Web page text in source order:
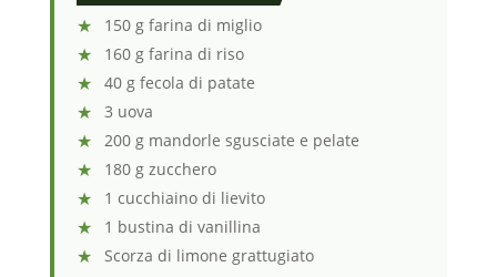
150 g farina di miglio
160 g farina di riso
40 g fecola di patate
3 uova
200 g mandorle sgusciate e pelate
180 g zucchero
1 cucchiaino di lievito
1 bustina di vanillina
Scorza di limone grattugiato